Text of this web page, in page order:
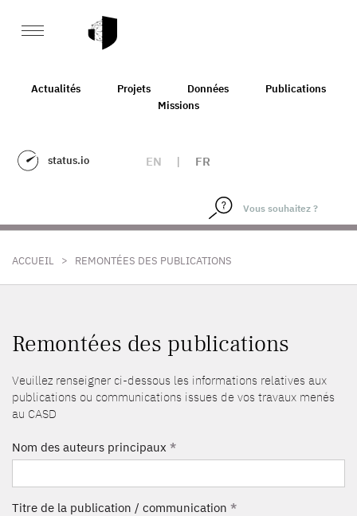
Actualités Projets Données
Publications
Missions
status.io EN | FR
ACCUEIL > REMONTÉES DES PUBLICATIONS
Remontées des publications
Veuillez renseigner ci-dessous les informations relatives aux
publications ou communications issues de vos travaux menés
au CASD
Nom des auteurs principaux *
Titre de la publication / communication *